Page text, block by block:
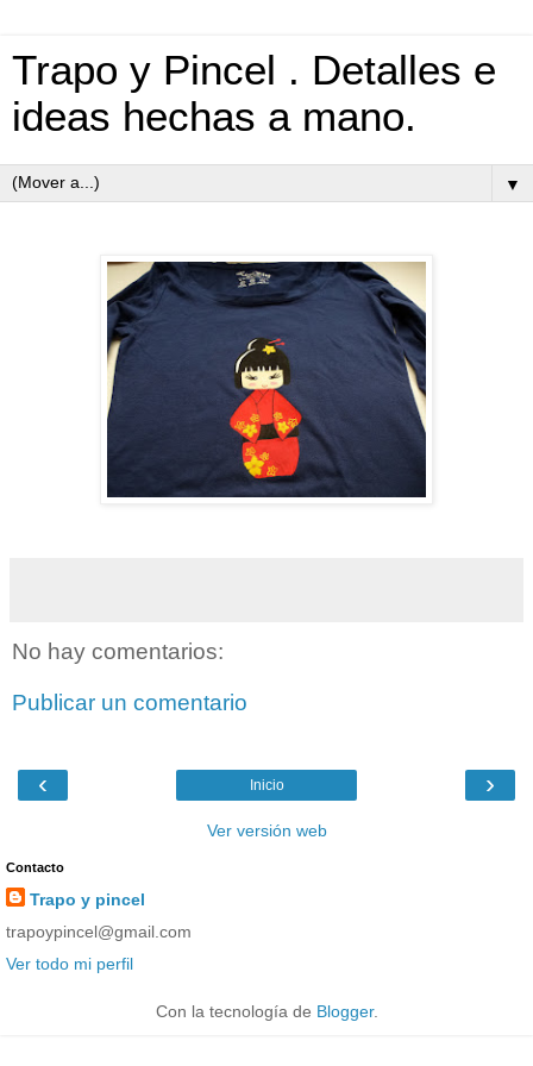
Trapo y Pincel . Detalles e
ideas hechas a mano.
▼
No hay comentarios:
Publicar un comentario
‹ ›
Inicio
Ver versión web
Contacto
Trapo y pincel
trapoypincel@gmail.com
Ver todo mi perfil
Con la tecnología de Blogger.